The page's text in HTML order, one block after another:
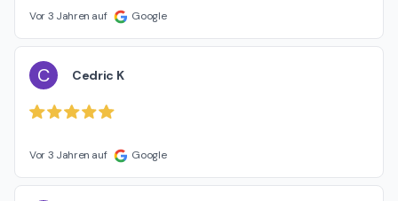
Vor 3 Jahren auf Google
C Cedric K
Vor 3 Jahren auf Google